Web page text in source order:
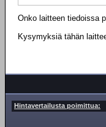
Onko laitteen tiedoissa
Kysymyksiä tähän
Hintavertailusta poimittua: